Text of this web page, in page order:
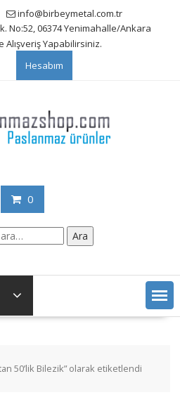
info@birbeymetal.com.tr
No:52, 06374 Yenimahalle/Ankara
Alışveriş Yapabilirsiniz.
Hesabım
0
Ara
50’lik Bilezik” olarak etiketlendi